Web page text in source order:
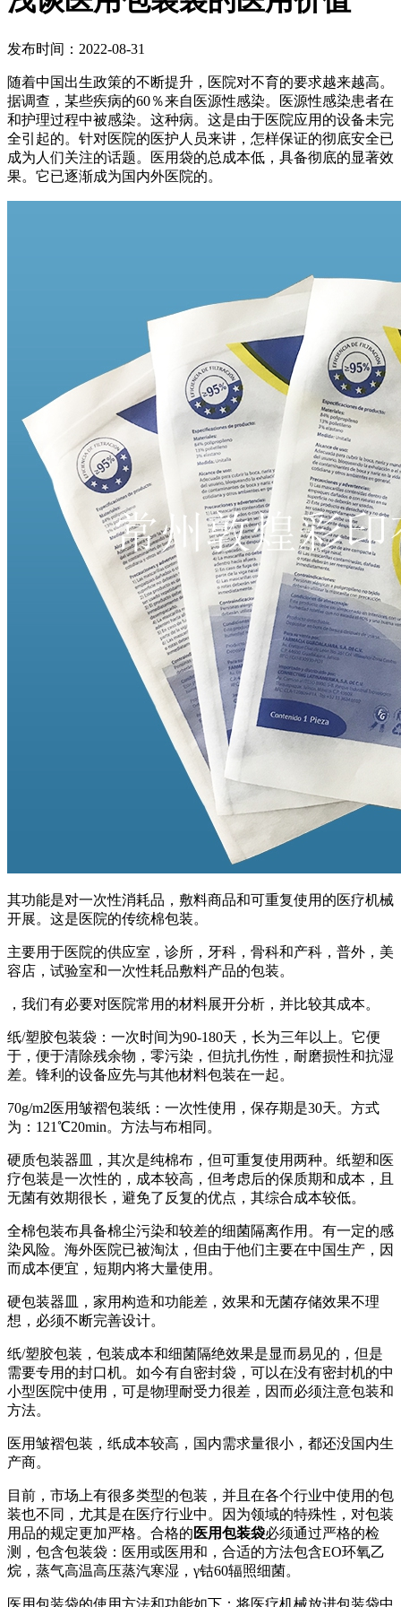
发布时间：2022-08-31
随着中国出生政策的不断提升，医院对不育的要求越来越高。
据调查，某些疾病的60％来自医源性感染。医源性感染患者在
和护理过程中被感染。这种病。这是由于医院应用的设备未完
全引起的。针对医院的医护人员来讲，怎样保证的彻底安全已
成为人们关注的话题。医用袋的总成本低，具备彻底的显著效
果。它已逐渐成为国内外医院的。
其功能是对一次性消耗品，敷料商品和可重复使用的医疗机械
开展。这是医院的传统棉包装。
主要用于医院的供应室，诊所，牙科，骨科和产科，普外，美
容店，试验室和一次性耗品敷料产品的包装。
，我们有必要对医院常用的材料展开分析，并比较其成本。
纸/塑胶包装袋：一次时间为90-180天，长为三年以上。它便
于，便于清除残余物，零污染，但抗扎伤性，耐磨损性和抗湿
差。锋利的设备应先与其他材料包装在一起。
70g/m2医用皱褶包装纸：一次性使用，保存期是30天。方式
为：121℃20min。方法与布相同。
硬质包装器皿，其次是纯棉布，但可重复使用两种。纸塑和医
疗包装是一次性的，成本较高，但考虑后的保质期和成本，且
无菌有效期很长，避免了反复的优点，其综合成本较低。
全棉包装布具备棉尘污染和较差的细菌隔离作用。有一定的感
染风险。海外医院已被淘汰，但由于他们主要在中国生产，因
而成本便宜，短期内将大量使用。
硬包装器皿，家用构造和功能差，效果和无菌存储效果不理
想，必须不断完善设计。
纸/塑胶包装，包装成本和细菌隔绝效果是显而易见的，但是
需要专用的封口机。如今有自密封袋，可以在没有密封机的中
小型医院中使用，可是物理耐受力很差，因而必须注意包装和
方法。
医用皱褶包装，纸成本较高，国内需求量很小，都还没国内生
产商。
目前，市场上有很多类型的包装，并且在各个行业中使用的包
装也不同，尤其是在医疗行业中。因为领域的特殊性，对包装
用品的规定更加严格。合格的 医用包装袋必须通过严格的检
测，包含包装袋：医用或医用和，合适的方法包含EO环氧乙
烷，蒸气高温高压蒸汽寒湿，γ钴60辐照细菌。
医用包装袋的使用方法和功能如下：将医疗机械放进包装袋中